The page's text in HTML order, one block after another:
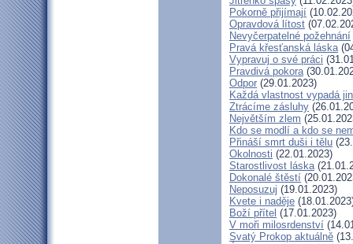
Pokorně přijímají
Opravdová lítost
Nevyčerpatelné požehnání
Pravá křesťanská láska
Vypravuj o své práci
Pravdivá pokora
Odpor (29.01.2023)
Každá vlastnost vypadá
Ztrácíme zásluhy
Největším zlem
Kdo se modlí a kdo se
Přináší smrt duši i tělu
Okolnosti (22.01.2023)
Starostlivost láska
Dokonalé štěstí
Neposuzuj (19.01.2023)
Kvete i naděje
Boží přítel (17.01.2023)
V moři milosrdenství
Svatý Prokop aktuálně